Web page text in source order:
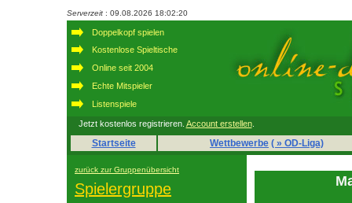
Serverzeit : 09.08.2026 18:02:20
Doppelkopf spielen
Kostenlose Spieltische
Online seit 2004
Echte Mitspieler
Listenspiele
Jetzt kostenlos registrieren. Account erstellen.
Startseite Wettbewerbe ( » OD-Liga)
zurück zur Gruppenübersicht
Spielergruppe